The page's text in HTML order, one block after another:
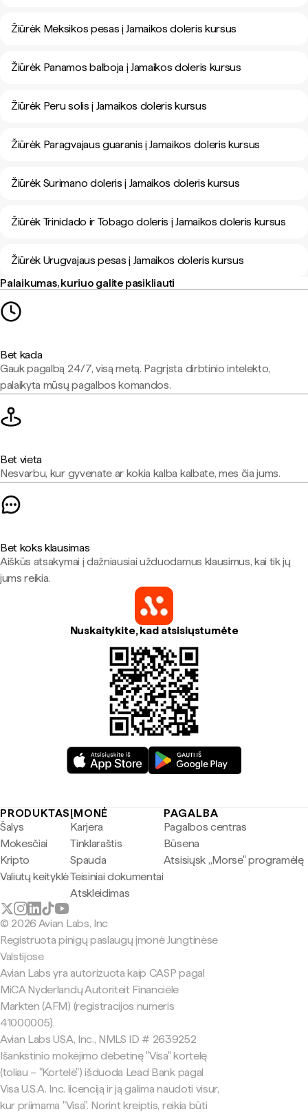
Žiūrėk Meksikos pesas į Jamaikos doleris kursus
Žiūrėk Panamos balboja į Jamaikos doleris kursus
Žiūrėk Peru solis į Jamaikos doleris kursus
Žiūrėk Paragvajaus guaranis į Jamaikos doleris kursus
Žiūrėk Surimano doleris į Jamaikos doleris kursus
Žiūrėk Trinidado ir Tobago doleris į Jamaikos doleris kursus
Žiūrėk Urugvajaus pesas į Jamaikos doleris kursus
Palaikumas, kuriuo galite pasikliauti
Bet kada
Gauk pagalbą 24/7, visą metą. Pagrįsta dirbtinio intelekto,
palaikyta mūsų pagalbos komandos.
Bet vieta
Nesvarbu, kur gyvenate ar kokia kalba kalbate, mes čia jums.
Bet koks klausimas
Aiškūs atsakymai į dažniausiai užduodamus klausimus, kai tik jų
jums reikia.
Nuskaitykite, kad atsisiųstumėte
PRODUKTAS
Šalys
Mokesčiai
Kripto
Valiutų keityklė
ĮMONĖ
Karjera
Tinklaraštis
Spauda
Teisiniai dokumentai
Atskleidimas
PAGALBA
Pagalbos centras
Būsena
Atsisiųsk „Morse" programėlę
© 2026 Avian Labs, Inc
Registruota pinigų paslaugų įmonė Jungtinėse
Valstijose
Avian Labs yra autorizuota kaip CASP pagal
MiCA Nyderlandų Autoriteit Financiële
Markten (AFM) (registracijos numeris
41000005).
Avian Labs USA, Inc., NMLS ID # 2639252
Išankstinio mokėjimo debetinę "Visa" kortelę
(toliau – "Kortelė") išduoda Lead Bank pagal
Visa U.S.A. Inc. licenciją ir ją galima naudoti visur,
kur priimama "Visa". Norint kreiptis, reikia būti